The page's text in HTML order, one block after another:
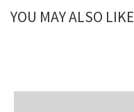
YOU MAY ALSO LIKE